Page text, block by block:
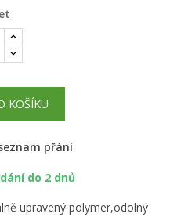
KOŠÍKU
přání
do 2 dnů
upravený polymer,odolný